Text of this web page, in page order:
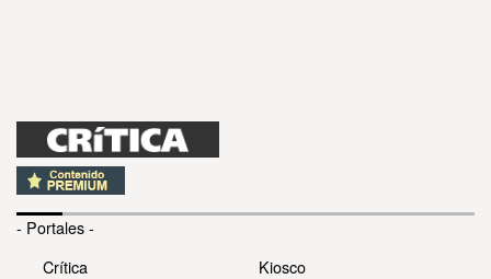
- Portales -
Crítica
Kiosco